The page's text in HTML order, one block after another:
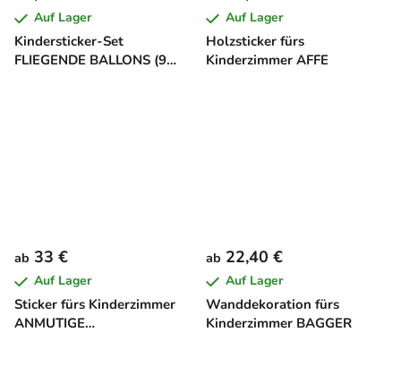
Kindersticker-Set
FLIEGENDE BALLONS (9
Auf Lager
Holzsticker fürs
Kinderzimmer AFFE
Auf Lager
Sticker fürs Kinderzimmer
ANMUTIGE
ab 33 €
Auf Lager
Wanddekoration fürs
Kinderzimmer BAGGER
ab 22,40 €
Auf Lager